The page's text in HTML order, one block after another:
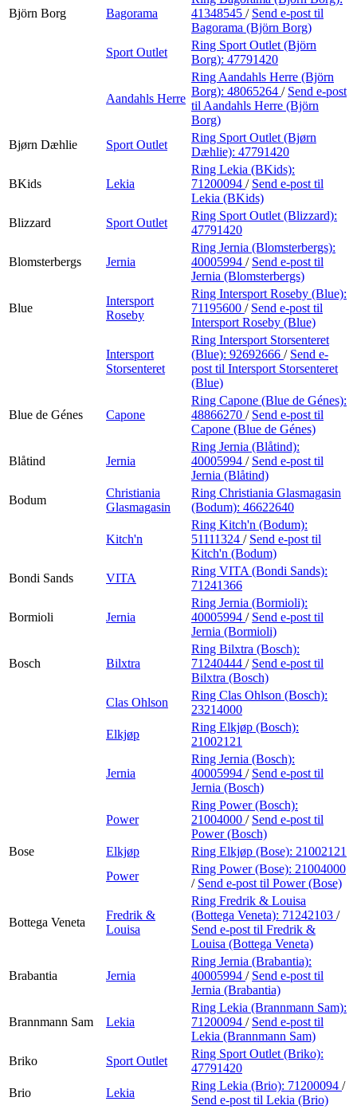
Björn Borg Bagorama
41348545 / Send e-post til
Bagorama (Björn Borg)
Sport Outlet
Ring Sport Outlet (Björn
Borg): 47791420
Aandahls Herre
Ring Aandahls Herre (Björn
Borg): 48065264 / Send e-post
til Aandahls Herre (Björn
Borg)
Bjørn Dæhlie
Sport Outlet
Ring Sport Outlet (Bjørn
Dæhlie): 47791420
BKids Lekia
Ring Lekia (BKids):
71200094 / Send e-post til
Lekia (BKids)
Blizzard
Sport Outlet
Ring Sport Outlet (Blizzard):
47791420
Blomsterbergs Jernia
Ring Jernia (Blomsterbergs):
40005994 / Send e-post til
Jernia (Blomsterbergs)
Blue
Intersport
Roseby
Ring Intersport Roseby (Blue):
71195600 / Send e-post til
Intersport Roseby (Blue)
Intersport
Storsenteret
Ring Intersport Storsenteret
(Blue): 92692666 / Send e-
post til Intersport Storsenteret
(Blue)
Blue de Génes Capone
Ring Capone (Blue de Génes):
48866270 / Send e-post til
Capone (Blue de Génes)
Blåtind Jernia
Ring Jernia (Blåtind):
40005994 / Send e-post til
Jernia (Blåtind)
Bodum
Christiania
Glasmagasin
Ring Christiania Glasmagasin
(Bodum): 46622640
Kitch'n
Ring Kitch'n (Bodum):
51111324 / Send e-post til
Kitch'n (Bodum)
Bondi Sands
VITA
Ring VITA (Bondi Sands):
71241366
Bormioli Jernia
Ring Jernia (Bormioli):
40005994 / Send e-post til
Jernia (Bormioli)
Bosch Bilxtra
Ring Bilxtra (Bosch):
71240444 / Send e-post til
Bilxtra (Bosch)
Clas Ohlson
Ring Clas Ohlson (Bosch):
23214000
Elkjøp
Ring Elkjøp (Bosch):
21002121
Jernia
Ring Jernia (Bosch):
40005994 / Send e-post til
Jernia (Bosch)
Power
Ring Power (Bosch):
21004000 / Send e-post til
Power (Bosch)
Bose
Elkjøp Ring Elkjøp (Bose): 21002121
Power
Ring Power (Bose): 21004000
/ Send e-post til Power (Bose)
Bottega Veneta
Fredrik &
Louisa
Ring Fredrik & Louisa
(Bottega Veneta): 71242103 /
Send e-post til Fredrik &
Louisa (Bottega Veneta)
Brabantia Jernia
Ring Jernia (Brabantia):
40005994 / Send e-post til
Jernia (Brabantia)
Brannmann Sam Lekia
Ring Lekia (Brannmann Sam):
71200094 / Send e-post til
Lekia (Brannmann Sam)
Briko
Sport Outlet
Ring Sport Outlet (Briko):
47791420
Brio
Lekia
Ring Lekia (Brio): 71200094 /
Send e-post til Lekia (Brio)